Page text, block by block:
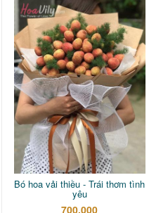
Bó hoa vải thiều - Trái thơm tình
yêu
700,000